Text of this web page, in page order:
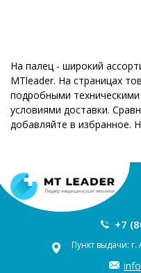
На палец - широкий
MTleader. На страницах
подробными
условиями доставки.
добавляйте в избранное.
+7
Пункт выдачи: